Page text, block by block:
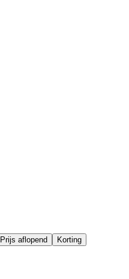
Prijs aflopend Korting